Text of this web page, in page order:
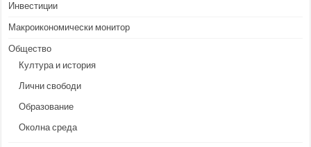
Инвестиции
Макроикономически монитор
Общество
Култура и история
Лични свободи
Образование
Околна среда